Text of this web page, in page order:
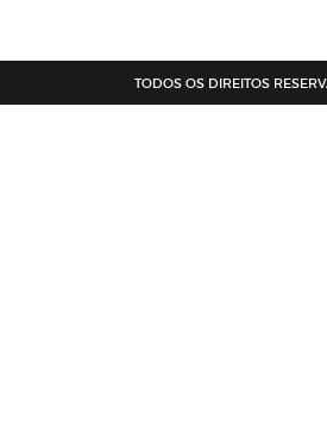
TODOS OS DIREITOS